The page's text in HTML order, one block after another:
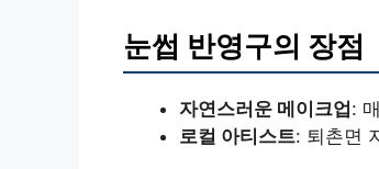
눈썹 반영구의 장점
자연스러운 메이크업 :
로컬 아티스트: 퇴촌면